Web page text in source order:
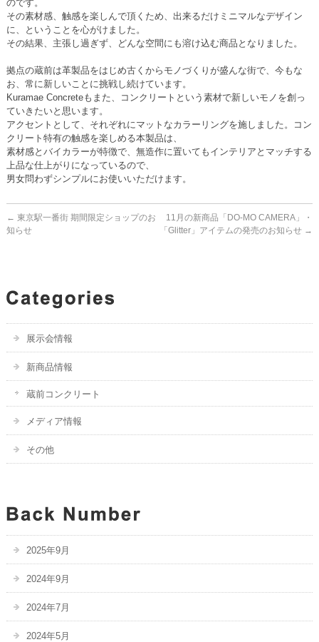
のです。
その素材感、触感を楽しんで頂くため、出来るだけミニマルなデザイン
に、ということを心がけました。
その結果、主張し過ぎず、どんな空間にも溶け込む商品となりました。
拠点の蔵前は革製品をはじめ古くからモノづくりが盛んな街で、今もな
お、常に新しいことに挑戦し続けています。
Kuramae Concreteもまた、コンクリートという素材で新しいモノを創っ
ていきたいと思います。
アクセントとして、それぞれにマットなカラーリングを施しました。コン
クリート特有の触感を楽しめる本製品は、
素材感とバイカラーが特徴で、無造作に置いてもインテリアとマッチする
上品な仕上がりになっているので、
男女問わずシンプルにお使いいただけます。
← 東京駅一番街 期間限定ショップのお
知らせ
11月の新商品「DO-MO CAMERA」・
「Glitter」アイテムの発売のお知らせ →
展示会情報
新商品情報
蔵前コンクリート
メディア情報
その他
2025年9月
2024年9月
2024年7月
2024年5月